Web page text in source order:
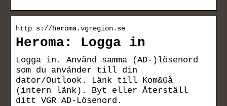
http s://heroma.vgregion.se
Heroma: Logga in
Logga in. Använd samma (AD-)lösenord
som du använder till din
dator/Outlook. Länk till Kom&Gå
(intern länk). Byt eller Återställ
ditt VGR AD-Lösenord.